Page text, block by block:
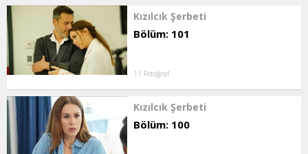
Kızılcık Şerbeti
Bölüm: 101
11 Fotoğraf
Kızılcık Şerbeti
Bölüm: 100